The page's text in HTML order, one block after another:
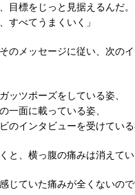
目標をじっと見据えるんだ。
すべてうまくいく」
のメッセージに従い、次の
ツポーズをしている姿、
一面に載っている姿、
のインタビューを受けてい
と、横っ腹の痛みは消えてい
じていた痛みが全くないので